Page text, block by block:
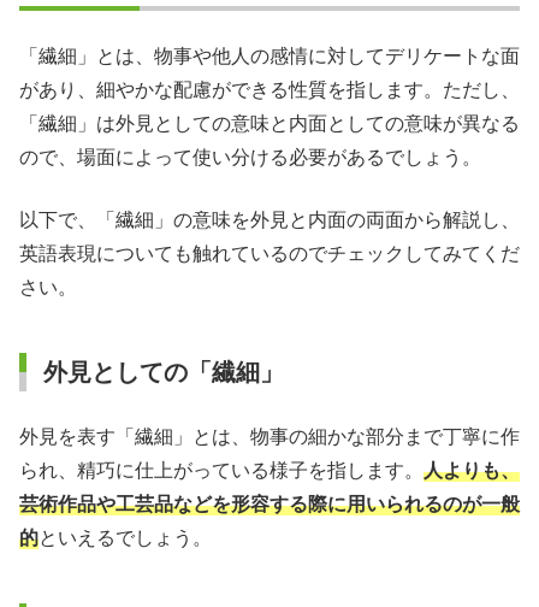
「繊細」の場合に実践したい就活のコツ
「繊細」に関するQ＆A
「繊細」とは、物事や他人の感情に対してデリケートな面
があり、細やかな配慮ができる性質を指します。ただし、
「繊細」は外見としての意味と内面としての意味が異なる
ので、場面によって使い分ける必要があるでしょう。
以下で、「繊細」の意味を外見と内面の両面から解説し、
英語表現についても触れているのでチェックしてみてくだ
さい。
外見としての「繊細」
外見を表す「繊細」とは、物事の細かな部分まで丁寧に作
られ、精巧に仕上がっている様子を指します。 人よりも、
芸術作品や工芸品などを形容する際に用いられるのが一般
的といえるでしょう。